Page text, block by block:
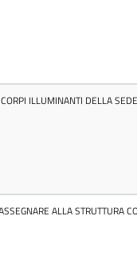
ILLUMINANTI DELLA
ALLA STRUTTURA